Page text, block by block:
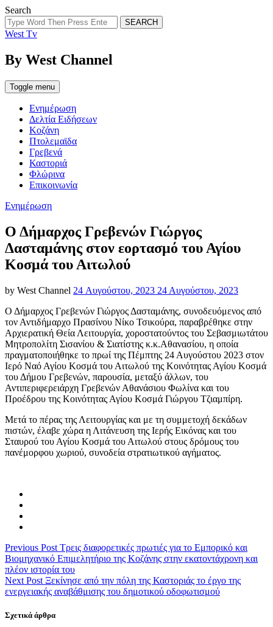
Search
SEARCH
West Tv
By West Channel
Toggle menu
Ενημέρωση
Δελτία Ειδήσεων
Κοζάνη
Πτολεμαϊδα
Γρεβενά
Καστοριά
Φλώρινα
Επικοινωνία
Categories
Ενημέρωση
Ο Δήμαρχος Γρεβενών Γιώργος
Δασταμάνης στον εορτασμό του Αγίου
Κοσμά του Αιτωλού
by West Channel Posted
24 Αυγούστου, 2023 24 Αυγούστου, 2023
Ο Δήμαρχος Γρεβενών Γιώργος Δασταμάνης, συνοδευόμενος από
τον Αντιδήμαρχο Πρασίνου Νίκο Τσικούρα, παραβρέθηκε στην
Αρχιερατική Θεία Λειτουργία, χοροστατούντος του Σεβασμιωτάτου
Μητροπολίτη Σισανίου & Σιατίστης κ.κ.Αθανασίου, η οποία
πραγματοποιήθηκε το πρωί της Πέμπτης 24 Αυγούστου 2023 στον
Ιερό Ναό Αγίου Κοσμά του Αιτωλού της Κοινότητας Αγίου Κοσμά
του Δήμου Γρεβενών, παρουσία, μεταξύ άλλων, του
Αντιπεριφερειάρχη Γρεβενών Αθανάσιου Φωλίνα και του
Προέδρου της Κοινότητας Αγίου Κοσμά Γιώργου Τζιαμπίρη.
Μετά το πέρας της Λειτουργίας και με τη συμμετοχή δεκάδων
πιστών, έλαβε χώρα η Λιτάνευση της Ιερής Εικόνας και του
Σταυρού του Αγίου Κοσμά του Αιτωλού στους δρόμους του
πανέμορφου χωριού, συνοδεία στρατιωτικού αγήματος.
Previous Post Τρεις διαφορετικές πρωτιές για το Εμπορικό και
Βιομηχανικό Επιμελητήριο της Κοζάνης στην εκατοντάχρονη και
πλέον ιστορία του
Next Post Ξεκίνησε από την πόλη της Καστοριάς το έργο της
ενεργειακής αναβάθμισης του δημοτικού οδοφωτισμού
Σχετικά άρθρα